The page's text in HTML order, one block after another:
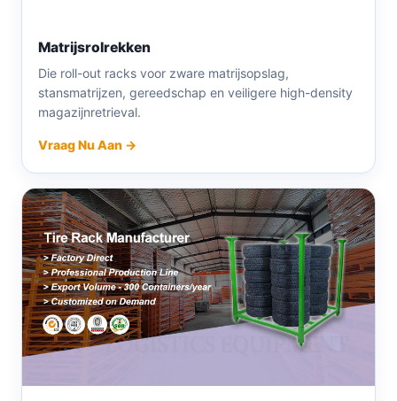
Matrijsrolrekken
Die roll-out racks voor zware matrijsopslag,
stansmatrijzen, gereedschap en veiligere high-density
magazijnretrieval.
Vraag Nu Aan →